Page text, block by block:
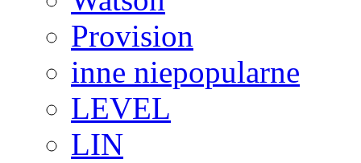
Provision
inne niepopularne
LEVEL
LIN